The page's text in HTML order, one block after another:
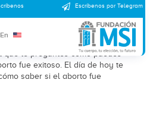
Escríbenos por Telegram
En
fue exitoso?
tu embarazo usando pastillas,
que te preguntes cómo puedes
fue exitoso. El día de hoy te
saber si el aborto fue